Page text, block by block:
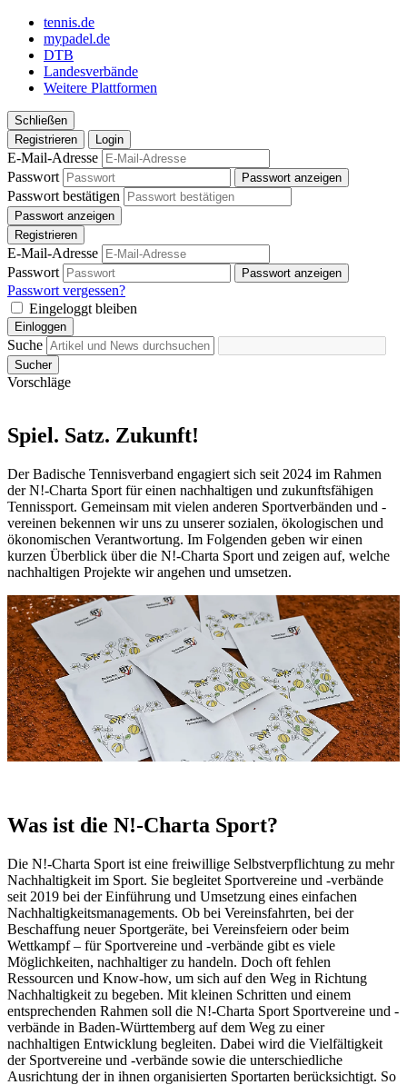
tennis.de
mypadel.de
DTB
Landesverbände
Weitere Plattformen
Schließen
Registrieren
Login
E-Mail-Adresse
Passwort
Passwort anzeigen
Passwort bestätigen
Passwort anzeigen
Registrieren
E-Mail-Adresse
Passwort
Passwort anzeigen
Passwort vergessen?
Eingeloggt bleiben
Einloggen
Suche
Sucher
Vorschläge
Spiel. Satz. Zukunft!
Der Badische Tennisverband engagiert sich seit 2024 im Rahmen
der N!-Charta Sport für einen nachhaltigen und zukunftsfähigen
Tennissport. Gemeinsam mit vielen anderen Sportverbänden und -
vereinen bekennen wir uns zu unserer sozialen, ökologischen und
ökonomischen Verantwortung. Im Folgenden geben wir einen
kurzen Überblick über die N!-Charta Sport und zeigen auf, welche
nachhaltigen Projekte wir angehen und umsetzen.
Was ist die N!-Charta Sport?
Die N!-Charta Sport ist eine freiwillige Selbstverpflichtung zu mehr
Nachhaltigkeit im Sport. Sie begleitet Sportvereine und -verbände
seit 2019 bei der Einführung und Umsetzung eines einfachen
Nachhaltigkeitsmanagements. Ob bei Vereinsfahrten, bei der
Beschaffung neuer Sportgeräte, bei Vereinsfeiern oder beim
Wettkampf – für Sportvereine und -verbände gibt es viele
Möglichkeiten, nachhaltiger zu handeln. Doch oft fehlen
Ressourcen und Know-how, um sich auf den Weg in Richtung
Nachhaltigkeit zu begeben. Mit kleinen Schritten und einem
entsprechenden Rahmen soll die N!-Charta Sport Sportvereine und -
verbände in Baden-Württemberg auf dem Weg zu einer
nachhaltigen Entwicklung begleiten. Dabei wird die Vielfältigkeit
der Sportvereine und -verbände sowie die unterschiedliche
Ausrichtung der in ihnen organisierten Sportarten berücksichtigt. So